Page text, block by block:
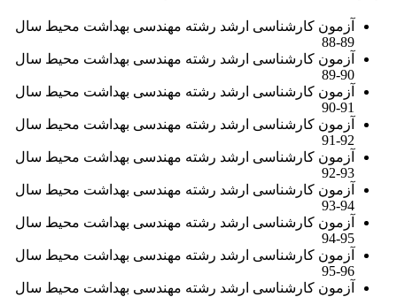
آزمون کارشناسی ارشد رشته مهندسی بهداشت محیط سال
89-88
آزمون کارشناسی ارشد رشته مهندسی بهداشت محیط سال
90-89
آزمون کارشناسی ارشد رشته مهندسی بهداشت محیط سال
91-90
آزمون کارشناسی ارشد رشته مهندسی بهداشت محیط سال
92-91
آزمون کارشناسی ارشد رشته مهندسی بهداشت محیط سال
93-92
آزمون کارشناسی ارشد رشته مهندسی بهداشت محیط سال
94-93
آزمون کارشناسی ارشد رشته مهندسی بهداشت محیط سال
95-94
آزمون کارشناسی ارشد رشته مهندسی بهداشت محیط سال
96-95
آزمون کارشناسی ارشد رشته مهندسی بهداشت محیط سال